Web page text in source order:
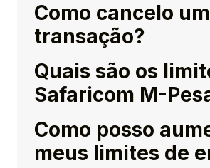
Como cancelo
transação?
Quais são os
Safaricom M-
Como posso
meus limites de